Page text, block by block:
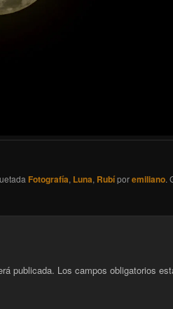
Fotografía, Luna, Rubíporemiliano.
publicada. Los campos obligatorios